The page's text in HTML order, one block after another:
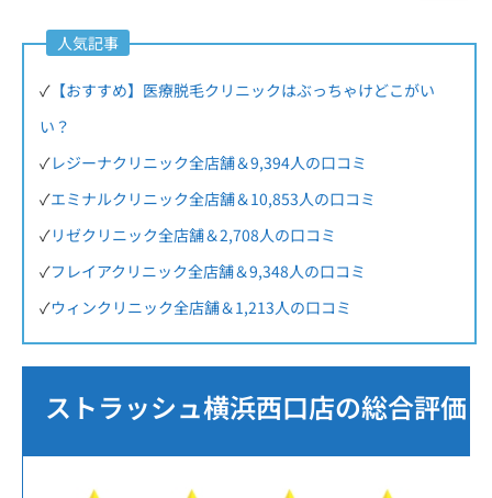
人気記事
✓ 【おすすめ】医療脱毛クリニックはぶっちゃけどこがい
い？
✓レジーナクリニック全店舗＆9,394人の口コミ
✓エミナルクリニック全店舗＆10,853人の口コミ
✓リゼクリニック全店舗＆2,708人の口コミ
✓フレイアクリニック全店舗＆9,348人の口コミ
✓ウィンクリニック全店舗＆1,213人の口コミ
ストラッシュ横浜西口店の総合評価